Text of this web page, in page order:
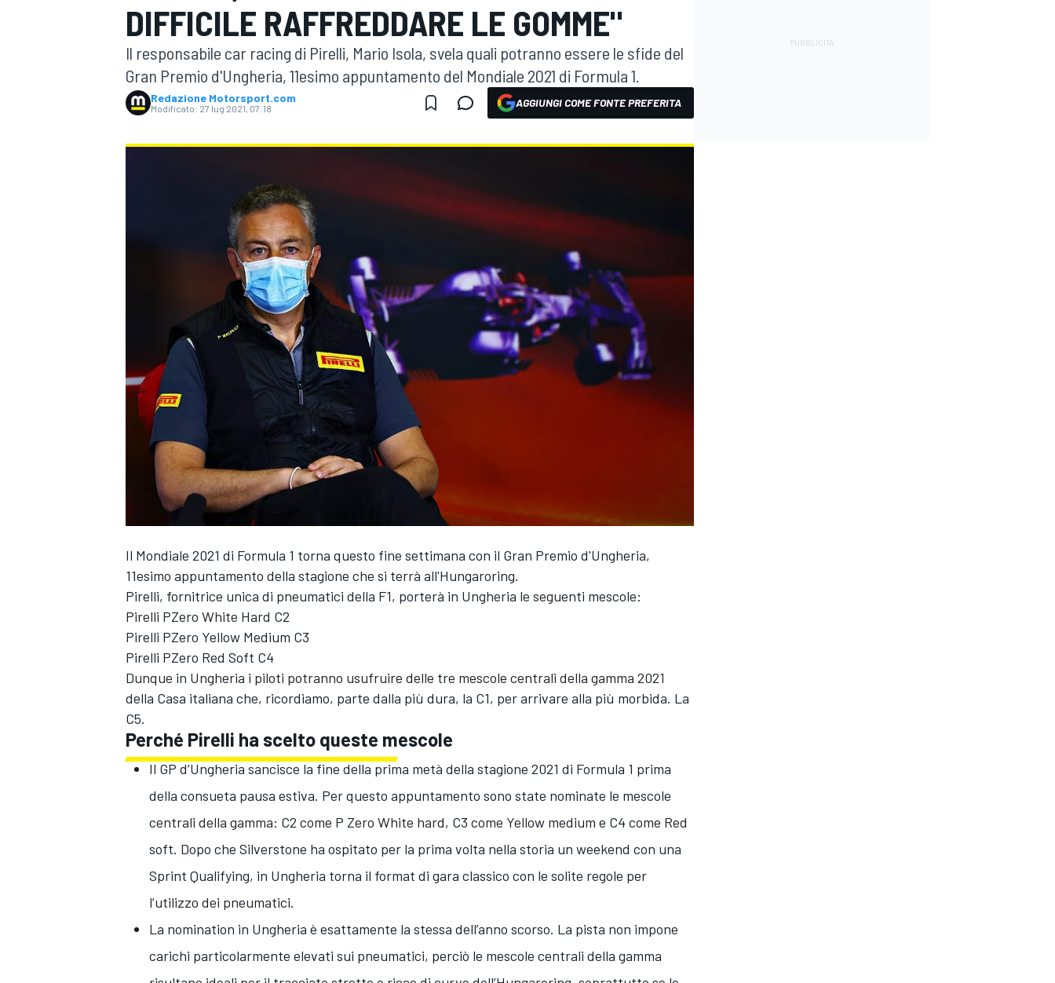
MOTOGP WEC
MONOPOSTO
DIFFICILE RAFFREDDARE LE GOMME"
Il responsabile car racing di Pirelli, Mario Isola, svela quali potranno essere le sfide del
Gran Premio d'Ungheria, 11esimo appuntamento del Mondiale 2021 di Formula 1.
Redazione Motorsport.com
Modificato: 27 lug 2021, 07:18 AGGIUNGI COME FONTE PREFERITA
Il Mondiale 2021 di Formula 1 torna questo fine settimana con il Gran Premio d'Ungheria,
11esimo appuntamento della stagione che si terrà all'Hungaroring.
Pirelli, fornitrice unica di pneumatici della F1, porterà in Ungheria le seguenti mescole:
Pirelli PZero White Hard C2
Pirelli PZero Yellow Medium C3
Pirelli PZero Red Soft C4
Dunque in Ungheria i piloti potranno usufruire delle tre mescole centrali della gamma 2021
della Casa italiana che, ricordiamo, parte dalla più dura, la C1, per arrivare alla più morbida. La
C5.
Perché Pirelli ha scelto queste mescole
Il GP d’Ungheria sancisce la fine della prima metà della stagione 2021 di Formula 1 prima
della consueta pausa estiva. Per questo appuntamento sono state nominate le mescole
centrali della gamma: C2 come P Zero White hard, C3 come Yellow medium e C4 come Red
soft. Dopo che Silverstone ha ospitato per la prima volta nella storia un weekend con una
Sprint Qualifying, in Ungheria torna il format di gara classico con le solite regole per
l’utilizzo dei pneumatici.
La nomination in Ungheria è esattamente la stessa dell’anno scorso. La pista non impone
carichi particolarmente elevati sui pneumatici, perciò le mescole centrali della gamma